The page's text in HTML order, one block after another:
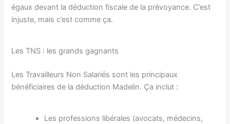
égaux devant la déduction fiscale de la prévoyance. C’est
injuste, mais c’est comme ça.
Les TNS : les grands gagnants
Les Travailleurs Non Salariés sont les principaux
bénéficiaires de la déduction Madelin. Ça inclut :
Les professions libérales (avocats, médecins,